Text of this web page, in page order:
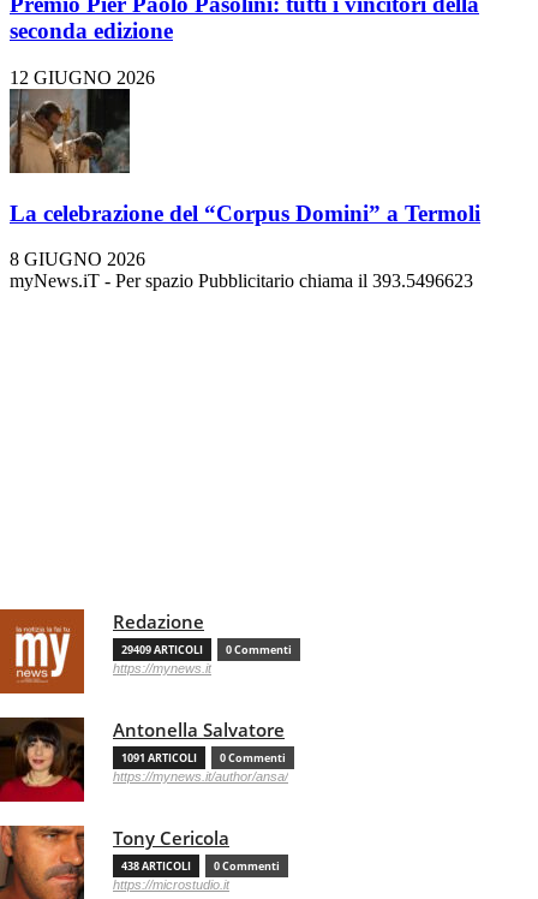
seconda edizione
12 GIUGNO 2026
La celebrazione del “Corpus Domini” a Termoli
8 GIUGNO 2026
myNews.iT - Per spazio Pubblicitario chiama il 393.5496623
Redazione
29409 ARTICOLI 0 Commenti
https://mynews.it
Antonella Salvatore
1091 ARTICOLI 0 Commenti
https://mynews.it/author/ansa/
Tony Cericola
438 ARTICOLI 0 Commenti
https://microstudio.it